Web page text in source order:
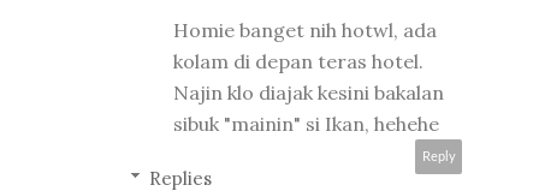
Homie banget nih hotwl, ada
kolam di depan teras hotel.
Najin klo diajak kesini bakalan
sibuk "mainin" si Ikan, hehehe
Reply
Replies